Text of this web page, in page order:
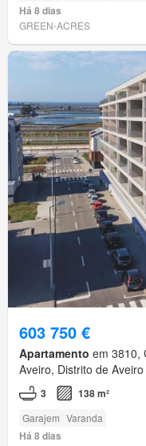
Há 8 dias
GREEN-ACRES
603 750 €
Apartamento em 3810,
Aveiro, Distrito de Aveiro
3 138 m²
Garajem Varanda
Há 8 dias